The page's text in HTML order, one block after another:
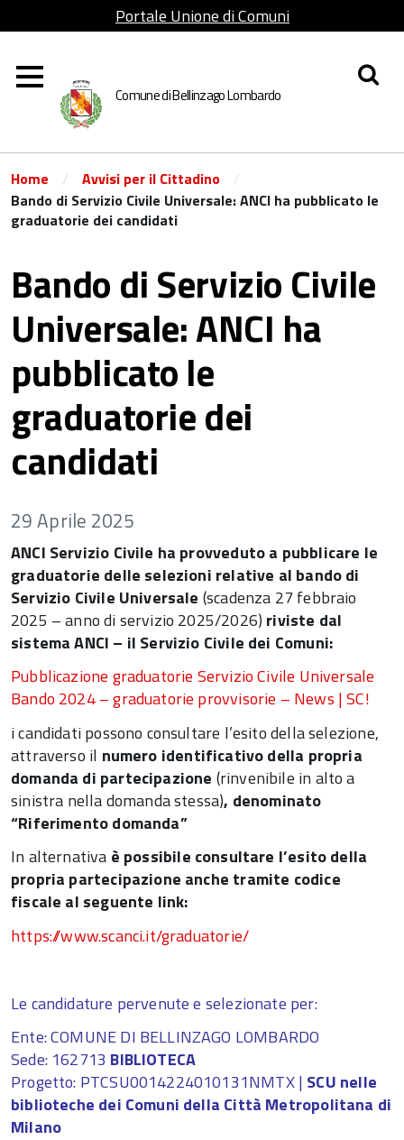
Portale Unione di Comuni
Comune di Bellinzago Lombardo
Home / Avvisi per il Cittadino /
Bando di Servizio Civile Universale: ANCI ha pubblicato le
graduatorie dei candidati
Bando di Servizio Civile
Universale: ANCI ha
pubblicato le
graduatorie dei
candidati
29 Aprile 2025
ANCI Servizio Civile ha provveduto a pubblicare le
graduatorie delle selezioni relative al bando di
Servizio Civile Universale (scadenza 27 febbraio
2025 – anno di servizio 2025/2026) riviste dal
sistema ANCI – il Servizio Civile dei Comuni:
Pubblicazione graduatorie Servizio Civile Universale
Bando 2024 – graduatorie provvisorie – News | SC!
i candidati possono consultare l’esito della selezione,
attraverso il numero identificativo della propria
domanda di partecipazione (rinvenibile in alto a
sinistra nella domanda stessa), denominato
“Riferimento domanda”
In alternativa è possibile consultare l’esito della
propria partecipazione anche tramite codice
fiscale al seguente link:
https://www.scanci.it/graduatorie/
Le candidature pervenute e selezionate per:
Ente: COMUNE DI BELLINZAGO LOMBARDO
Sede: 162713 BIBLIOTECA
Progetto: PTCSU0014224010131NMTX | SCU nelle
biblioteche dei Comuni della Città Metropolitana di
Milano